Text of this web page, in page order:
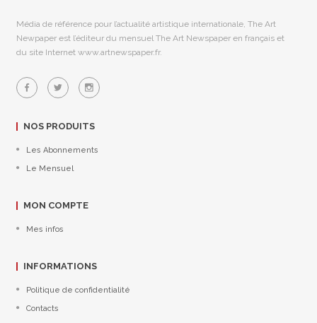
Média de référence pour l’actualité artistique internationale, The Art
Newpaper est l’éditeur du mensuel The Art Newspaper en français et
du site Internet www.artnewspaper.fr.
NOS PRODUITS
Les Abonnements
Le Mensuel
MON COMPTE
Mes infos
INFORMATIONS
Politique de confidentialité
Contacts